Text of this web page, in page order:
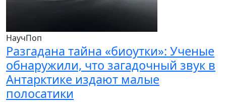
НаучПоп
Разгадана тайна «биоутки»: Ученые
обнаружили, что загадочный звук в
Антарктике издают малые
полосатики